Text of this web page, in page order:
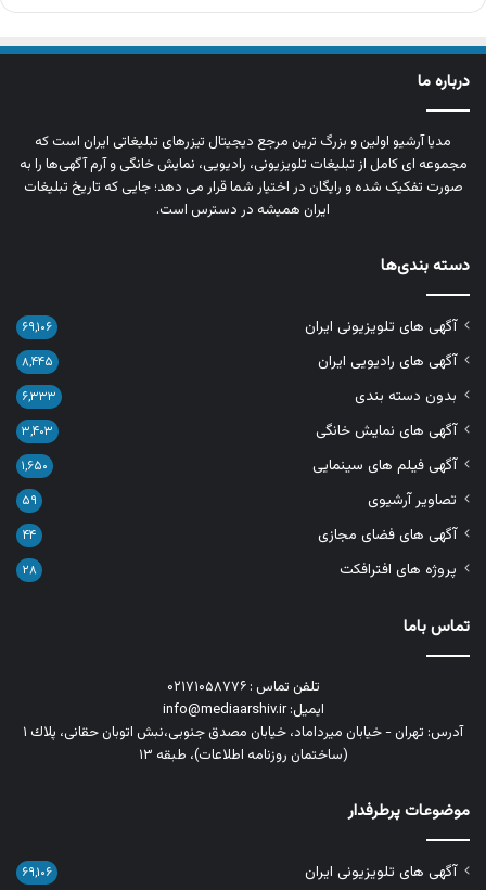
درباره ما
مدیا آرشیو اولین و بزرگ‌ ترین مرجع دیجیتال تیزرهای تبلیغاتی ایران است که
مجموعه‌ ای کامل از تبلیغات تلویزیونی، رادیویی، نمایش خانگی و آرم‌ آگهی‌ها را به‌
صورت تفکیک‌ شده و رایگان در اختیار شما قرار می‌ دهد؛ جایی که تاریخ تبلیغات
ایران همیشه در دسترس است.
دسته بندی‌ها
آگهی های تلویزیونی ایران ۶۹,۱۰۶
آگهی های رادیویی ایران ۸,۴۴۵
بدون دسته بندی ۶,۳۳۳
آگهی های نمایش خانگی ۳,۴۰۳
آگهی فیلم های سینمایی ۱,۶۵۰
تصاویر آرشیوی ۵۹
آگهی های فضای مجازی ۴۴
پروژه های افترافکت ۲۸
تماس باما
تلفن تماس : ۰۲۱۷۱۰۵۸۷۷۶
ایمیل: info@mediaarshiv.ir
آدرس: تهران - خیابان میرداماد، خیابان مصدق جنوبی،نبش اتوبان حقانی، پلاك ١
(ساختمان روزنامه اطلاعات)، طبقه ۱۳
موضوعات پرطرفدار
آگهی های تلویزیونی ایران ۶۹,۱۰۶